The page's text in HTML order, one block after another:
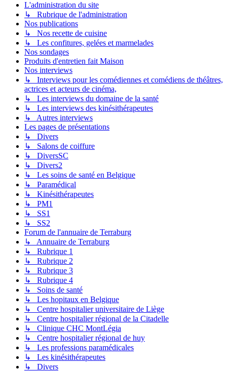
L'administration du site
↳ Rubrique de l'administration
Nos publications
↳ Nos recette de cuisine
↳ Les confitures, gelées et marmelades
Nos sondages
Produits d'entretien fait Maison
Nos interviews
↳ Interviews pour les comédiennes et comédiens de théâtres,
actrices et acteurs de cinéma,
↳ Les interviews du domaine de la santé
↳ Les interviews des kinésithérapeutes
↳ Autres interviews
Les pages de présentations
↳ Divers
↳ Salons de coiffure
↳ DiversSC
↳ Divers2
↳ Les soins de santé en Belgique
↳ Paramédical
↳ Kinésithérapeutes
↳ PM1
↳ SS1
↳ SS2
Forum de l'annuaire de Terraburg
↳ Annuaire de Terraburg
↳ Rubrique 1
↳ Rubrique 2
↳ Rubrique 3
↳ Rubrique 4
↳ Soins de santé
↳ Les hopitaux en Belgique
↳ Centre hospitalier universitaire de Liège
↳ Centre hospitalier régional de la Citadelle
↳ Clinique CHC MontLégia
↳ Centre hospitalier régional de huy
↳ Les professions paramédicales
↳ Les kinésithérapeutes
↳ Divers